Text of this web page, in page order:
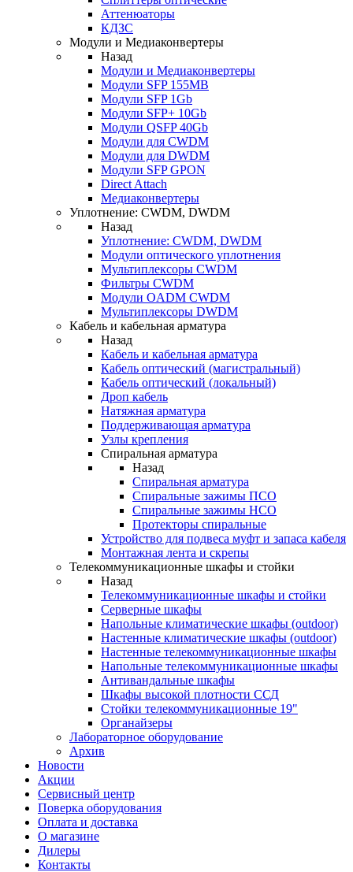
Аттенюаторы
КДЗС
Модули и Медиаконвертеры
Назад
Модули и Медиаконвертеры
Модули SFP 155MB
Модули SFP 1Gb
Модули SFP+ 10Gb
Модули QSFP 40Gb
Модули для CWDM
Модули для DWDM
Модули SFP GPON
Direct Attach
Медиаконвертеры
Уплотнение: CWDM, DWDM
Назад
Уплотнение: CWDM, DWDM
Модули оптического уплотнения
Мультиплексоры CWDM
Фильтры CWDM
Модули OADM CWDM
Мультиплексоры DWDM
Кабель и кабельная арматура
Назад
Кабель и кабельная арматура
Кабель оптический (магистральный)
Кабель оптический (локальный)
Дроп кабель
Натяжная арматура
Поддерживающая арматура
Узлы крепления
Спиральная арматура
Назад
Спиральная арматура
Спиральные зажимы ПСО
Спиральные зажимы НСО
Протекторы спиральные
Устройство для подвеса муфт и запаса кабеля
Монтажная лента и скрепы
Телекоммуникационные шкафы и стойки
Назад
Телекоммуникационные шкафы и стойки
Серверные шкафы
Напольные климатические шкафы (outdoor)
Настенные климатические шкафы (outdoor)
Настенные телекоммуникационные шкафы
Напольные телекоммуникационные шкафы
Антивандальные шкафы
Шкафы высокой плотности ССД
Стойки телекоммуникационные 19"
Органайзеры
Лабораторное оборудование
Архив
Новости
Акции
Сервисный центр
Поверка оборудования
Оплата и доставка
О магазине
Дилеры
Контакты